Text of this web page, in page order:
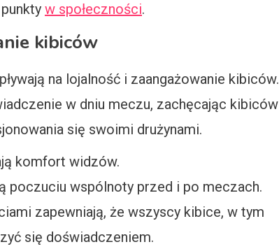
w społeczności.
kibiców
na lojalność i zaangażowanie kibiców.
w dniu meczu, zachęcając kibiców
się swoimi drużynami.
komfort widzów.
poczuciu wspólnoty przed i po meczach.
zapewniają, że wszyscy kibice, w tym
się doświadczeniem.